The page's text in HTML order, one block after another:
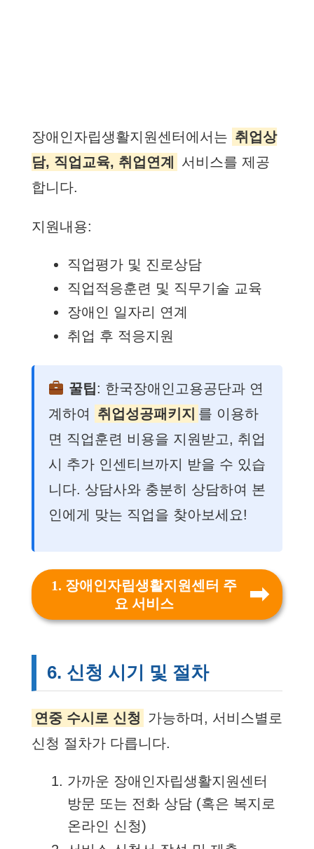
장애인자립생활지원센터에서는 취업상
담, 직업교육, 취업연계
서비스를 제공
합니다.
지원내용:
직업평가 및 진로상담
직업적응훈련 및 직무기술 교육
장애인 일자리 연계
취업 후 적응지원
꿀팁: 한국장애인고용공단과 연
계하여
취업성공패키지 를 이용하
면 직업훈련 비용을 지원받고, 취업
시 추가 인센티브까지 받을 수 있습
니다. 상담사와 충분히 상담하여 본
인에게 맞는 직업을 찾아보세요!
1. 장애인자립생활지원센터 주
요 서비스
6. 신청 시기 및 절차
연중 수시로 신청 가능하며, 서비스별로
신청 절차가 다릅니다.
가까운 장애인자립생활지원센터
방문 또는 전화 상담 (혹은 복지로
온라인 신청)